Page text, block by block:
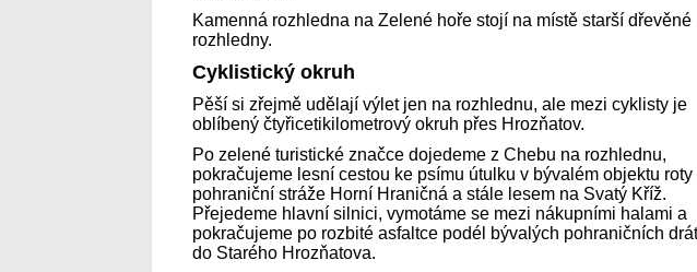
Kamenná rozhledna na Zelené hoře stojí na místě starší dřevěné
rozhledny.
Cyklistický okruh
Pěší si zřejmě udělají výlet jen na rozhlednu, ale mezi cyklisty je
oblíbený čtyřicetikilometrový okruh přes Hrozňatov.
Po zelené turistické značce dojedeme z Chebu na rozhlednu,
pokračujeme lesní cestou ke psímu útulku v bývalém objektu roty
pohraniční stráže Horní Hraničná a stále lesem na Svatý Kříž.
Přejedeme hlavní silnici, vymotáme se mezi nákupními halami a
pokračujeme po rozbité asfaltce podél bývalých pohraničních
do Starého Hrozňatova.